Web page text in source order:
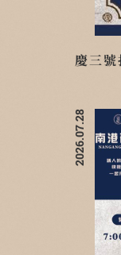
慶三
2026.07.28